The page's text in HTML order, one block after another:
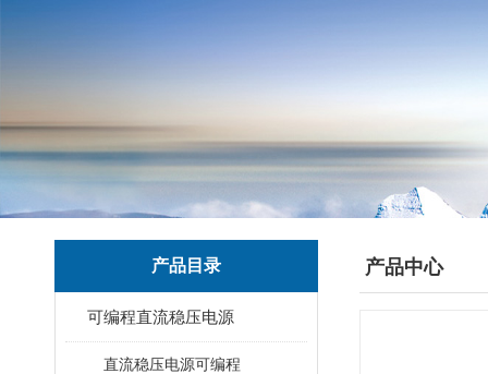
产品目录
可编程直流稳压电源
直流稳压电源可编程
产品中心